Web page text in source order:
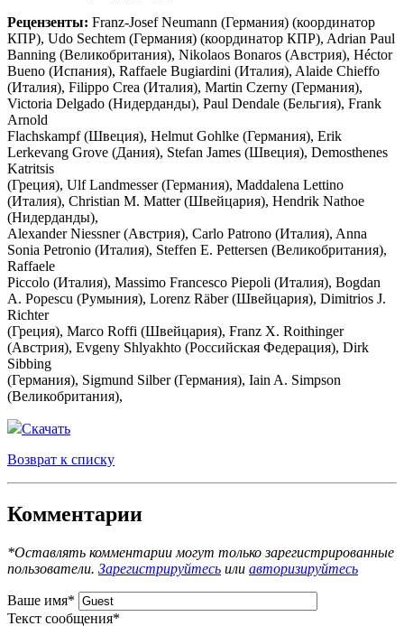
Рецензенты: Franz-Josef Neumann (Германия) (координатор
КПР), Udo Sechtem (Германия) (координатор КПР), Adrian Paul
Banning (Великобритания), Nikolaos Bonaros (Австрия), Héctor
Bueno (Испания), Raffaele Bugiardini (Италия), Alaide Chieffo
(Италия), Filippo Crea (Италия), Martin Czerny (Германия),
Victoria Delgado (Нидерданды), Paul Dendale (Бельгия), Frank
Arnold
Flachskampf (Швеция), Helmut Gohlke (Германия), Erik
Lerkevang Grove (Дания), Stefan James (Швеция), Demosthenes
Katritsis
(Греция), Ulf Landmesser (Германия), Maddalena Lettino
(Италия), Christian M. Matter (Швейцария), Hendrik Nathoe
(Нидерданды),
Alexander Niessner (Австрия), Carlo Patrono (Италия), Anna
Sonia Petronio (Италия), Steffen E. Pettersen (Великобритания),
Raffaele
Piccolo (Италия), Massimo Francesco Piepoli (Италия), Bogdan
A. Popescu (Румыния), Lorenz Räber (Швейцария), Dimitrios J.
Richter
(Греция), Marco Roffi (Швейцария), Franz X. Roithinger
(Австрия), Evgeny Shlyakhto (Российская Федерация), Dirk
Sibbing
(Германия), Sigmund Silber (Германия), Iain A. Simpson
(Великобритания),
Скачать
Возврат к списку
Комментарии
*Оставлять комментарии могут только зарегистрированные
пользователи. Зарегистрируйтесь или авторизируйтесь
Ваше имя*
Текст сообщения*